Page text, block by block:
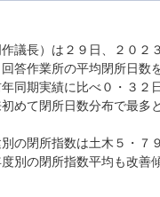
議長）は２９日、２０２
答作業所の平均閉所日数
同期実績に比べ０・３２
めて閉所日数分布で最多
の閉所指数は土木５・７
別の閉所指数平均も改善